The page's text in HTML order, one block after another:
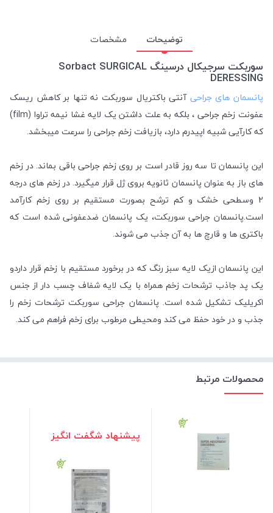
توضیحات مشخصات
سوربکت سرجیکال درسینگ Sorbact SURGICAL
DERESSING
پانسمان های جراحی آنتی باکتریال سوربکت نه تنها بر کاهش ریسک
عفونت زخم جراحی ، بلکه به علت داشتن یک لایه غشا نیمه تراوا (film)
که کارآیی شبیه اپیدرم دارد، بازیافت زخم جراحی را سرعت میبخشد.
این پانسمان تا سه روز قادر است بر روی زخم جراحی باقی بماند. در زخم
های باز به عنوان پانسمان ثانویه بروی ژل قرار میگیرد. در زخم های درجه
2 وسطحی خشک و کم ترشح بصورت مستقیم بر روی زخم کارآمد
است.پانسمان جراحی سوربکت، یک پانسمان ضدعفونی شده است که
باکتری ها و قارچ ها به آن جذب می شوند.
این پانسمان ازیک لایه سبز رنگ که در برخورد مستقیم با زخم قرار داردو
یک پد جاذب ترشحات زخم همراه با یک لایه شفاف چسب دار از جنس
اکریلیک تشکیل شده است. پانسمان جراحی سوربکت ترشحات زخم را
جذب و در خود حفظ می کند ومحیطی مرطوب برای زخم فراهم می کند.
محصولات مرتبط
پیشنهاد شگفت انگیز